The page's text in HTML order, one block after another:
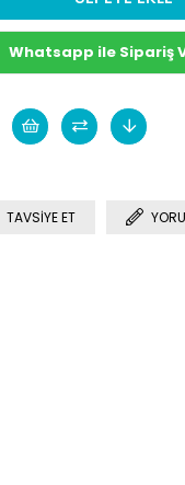
Whatsapp ile Sipariş
TAVSIYE ET